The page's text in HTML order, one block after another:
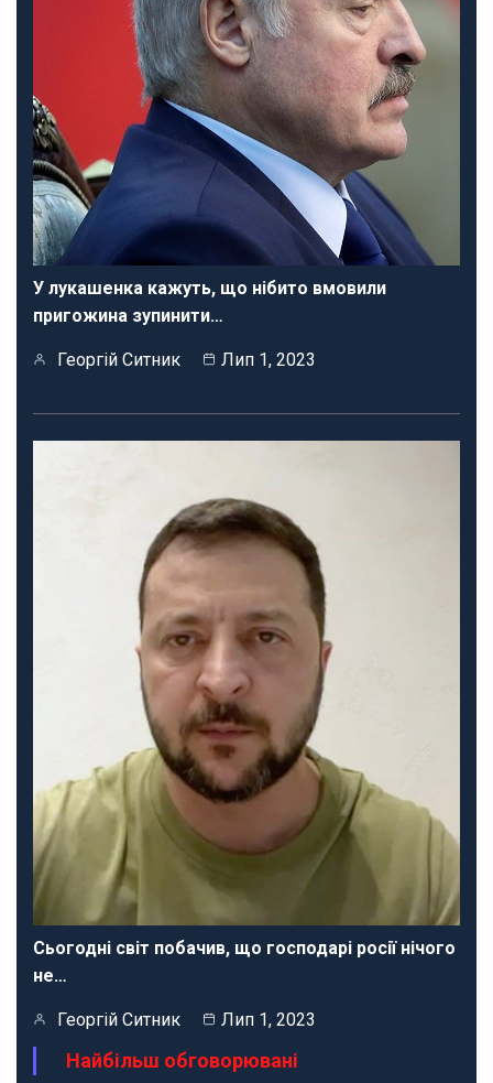
У лукашенка кажуть, що нібито вмовили
пригожина зупинити…
Георгій Ситник Лип 1, 2023
Сьогодні світ побачив, що господарі росії нічого
не…
Георгій Ситник Лип 1, 2023
Найбільш обговорювані